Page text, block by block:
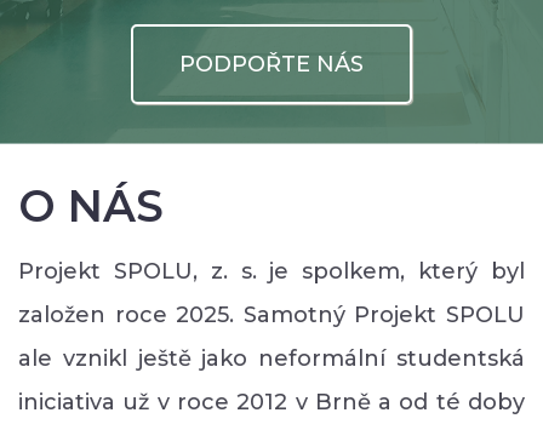
PODPOŘTE NÁS
O NÁS
Projekt SPOLU, z. s. je spolkem, který byl
založen roce 2025. Samotný Projekt SPOLU
ale vznikl ještě jako neformální studentská
iniciativa už v roce 2012 v Brně a od té doby